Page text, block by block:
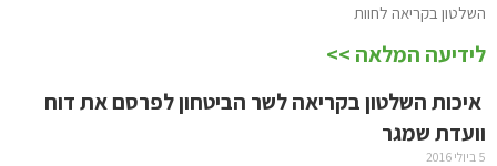
השלטון בקריאה לחוות
לידיעה המלאה >>
‏ איכות השלטון בקריאה לשר הביטחון לפרסם את דוח
וועדת שמגר
5 ביולי 2016